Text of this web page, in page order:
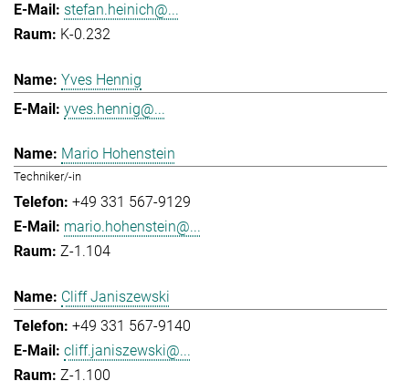
stefan.heinich@...
K-0.232
Yves Hennig
yves.hennig@...
Mario Hohenstein
Techniker/-in
+49 331 567-9129
mario.hohenstein@...
Z-1.104
Cliff Janiszewski
+49 331 567-9140
cliff.janiszewski@...
Z-1.100